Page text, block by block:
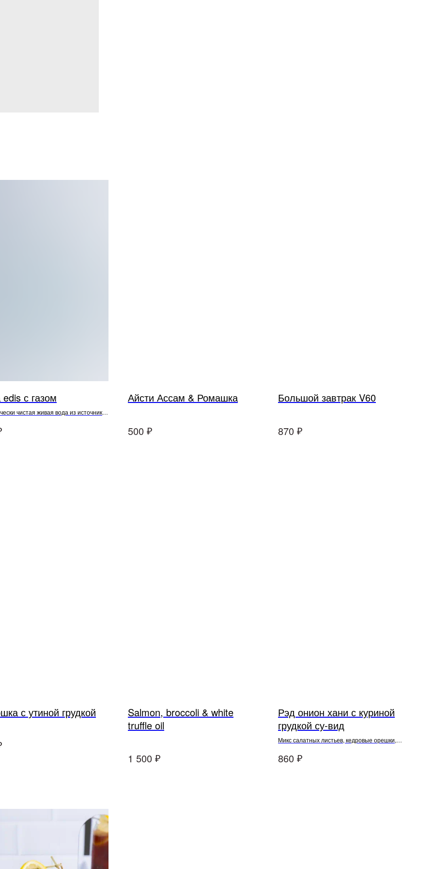
с газом
чистая живая вода из источника
Айсти Ассам & Ромашка
500 ₽
Большой завтрак V60
870 ₽
с утиной грудкой
Salmon, broccoli & white
truffle oil
1 500 ₽
Рэд онион хани с куриной
грудкой су-вид
Микс салатных листьев, кедровые орешки,
фирменный медово-бальзамический соус с
860 ₽